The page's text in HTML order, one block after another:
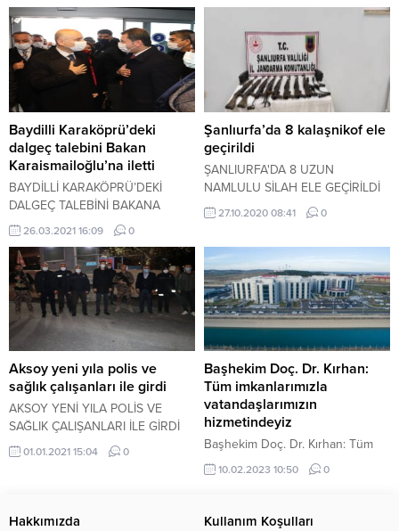
Baydilli Karaköprü’deki
dalgeç talebini Bakan
Karaismailoğlu’na iletti
BAYDİLLİ KARAKÖPRÜ’DEKİ
DALGEÇ TALEBİNİ BAKANA
İLETTİ26.03.2021 16:09 0
Şanlıurfa’da 8 kalaşnikof ele
geçirildi
ŞANLIURFA'DA 8 UZUN
NAMLULU SİLAH ELE GEÇİRİLDİ
27.10.2020 08:41 0
Aksoy yeni yıla polis ve
sağlık çalışanları ile girdi
AKSOY YENİ YILA POLİS VE
SAĞLIK ÇALIŞANLARI İLE GİRDİ
01.01.2021 15:04 0
Başhekim Doç. Dr. Kırhan:
Tüm imkanlarımızla
vatandaşlarımızın
hizmetindeyiz
Başhekim Doç. Dr. Kırhan: Tüm
imkanlarımızla vatandaşlarımızın
hizmetindeyiz
10.02.2023 10:50 0
Hakkımızda Kullanım Koşulları